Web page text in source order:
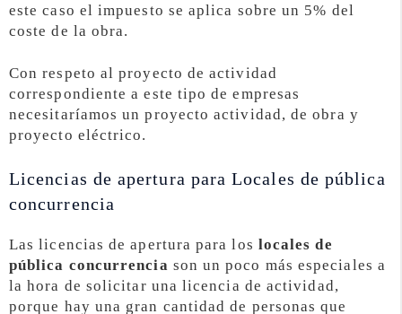
este caso el impuesto se aplica sobre un 5% del
coste de la obra.
Con respeto al proyecto de actividad
correspondiente a este tipo de empresas
necesitaríamos un proyecto actividad, de obra y
proyecto eléctrico.
Licencias de apertura para Locales de pública
concurrencia
Las licencias de apertura para los locales de
pública concurrencia son un poco más especiales a
la hora de solicitar una licencia de actividad,
porque hay una gran cantidad de personas que